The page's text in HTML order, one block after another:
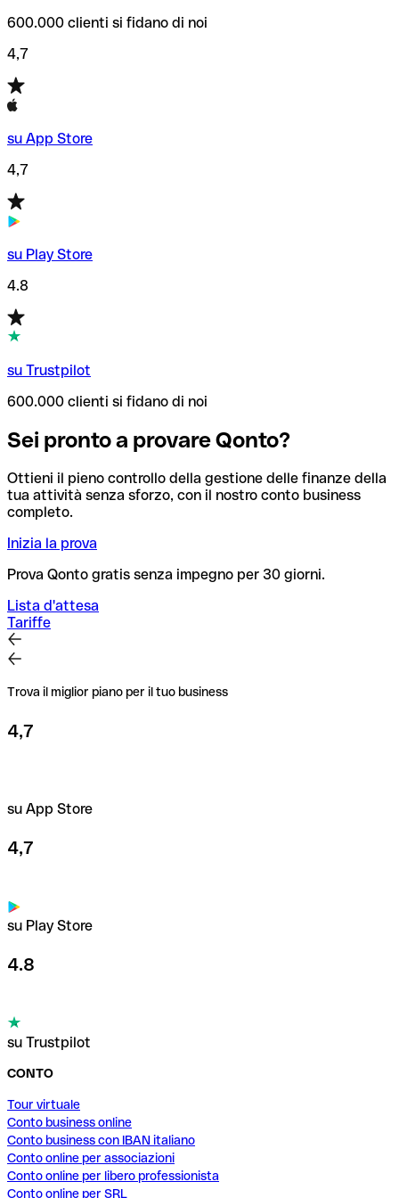
600.000 clienti si fidano di noi
4,7
su App Store
4,7
su Play Store
4.8
su Trustpilot
600.000 clienti si fidano di noi
Sei pronto a provare Qonto?
Ottieni il pieno controllo della gestione delle finanze della
tua attività senza sforzo, con il nostro conto business
completo.
Inizia la prova
Prova Qonto gratis senza impegno per 30 giorni.
Lista d'attesa
Tariffe
Trova il miglior piano per il tuo business
4,7
su App Store
4,7
su Play Store
4.8
su Trustpilot
CONTO
Tour virtuale
Conto business online
Conto business con IBAN italiano
Conto online per associazioni
Conto online per libero professionista
Conto online per SRL